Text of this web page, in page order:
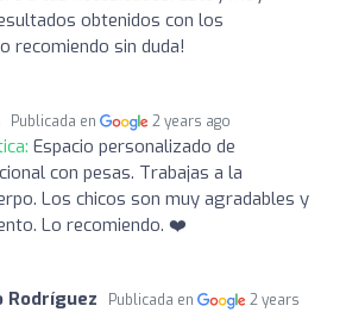
obtenidos con los
recomiendo sin duda!
Publicada en 2 years ago
Espacio personalizado de
con pesas. Trabajas a la
Los chicos son muy agradables y
Lo recomiendo. ❤️
Rodríguez Publicada en
2 years